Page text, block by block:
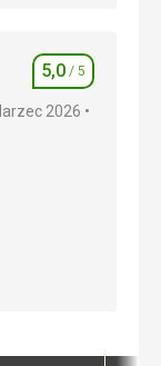
5,0/ 5
Ocena
5,0 / 5
2026